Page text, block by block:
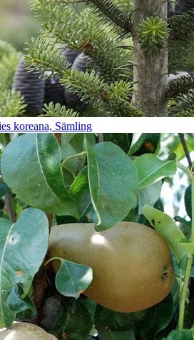
koreana, Sämling